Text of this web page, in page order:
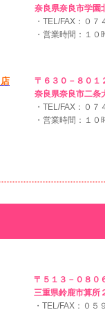
奈良県奈良市学園
・TEL/FAX：０
・営業時間：１０
〒６３０－８０１
奈良県奈良市二
・TEL/FAX：０
・営業時間：１０
〒５１３－０８０
三重県鈴鹿市算所
・TEL/FAX：０５